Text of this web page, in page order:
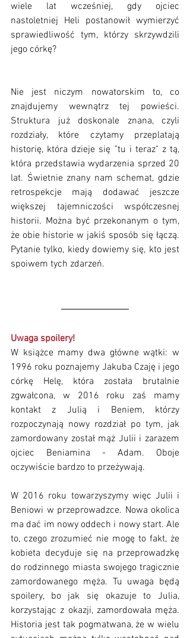
wiele lat wcześniej, gdy ojciec
nastoletniej Heli postanowił wymierzyć
sprawiedliwość tym, którzy skrzywdzili
jego córkę?
Nie jest niczym nowatorskim to, co
znajdujemy wewnątrz tej powieści.
Struktura już doskonale znana, czyli
rozdziały, które czytamy przeplatają
historię, która dzieje się "tu i teraz" z tą,
która przedstawia wydarzenia sprzed 20
lat. Świetnie znany nam schemat, gdzie
retrospekcje mają dodawać jeszcze
większej tajemniczości współczesnej
historii. Można być przekonanym o tym,
że obie historie w jakiś sposób się łączą.
Pytanie tylko, kiedy dowiemy się, kto jest
spoiwem tych zdarzeń.
Uwaga spoilery!
W książce mamy dwa główne wątki: w
1996 roku poznajemy Jakuba Czaję i jego
córkę Helę, która została brutalnie
zgwałcona, w 2016 roku zaś mamy
kontakt z Julią i Beniem, którzy
rozpoczynają nowy rozdział po tym, jak
zamordowany został mąż Julii i zarazem
ojciec Beniamina - Adam. Oboje
oczywiście bardzo to przeżywają.
W 2016 roku towarzyszymy więc Julii i
Beniowi w przeprowadzce. Nowa okolica
ma dać im nowy oddech i nowy start. Ale
to, czego zrozumieć nie mogę to fakt, że
kobieta decyduje się na przeprowadzkę
do rodzinnego miasta swojego tragicznie
zamordowanego męża. Tu uwaga będą
spoilery, bo jak się okazuje to Julia,
korzystając z okazji, zamordowała męża.
Historia jest tak pogmatwana, że w wielu